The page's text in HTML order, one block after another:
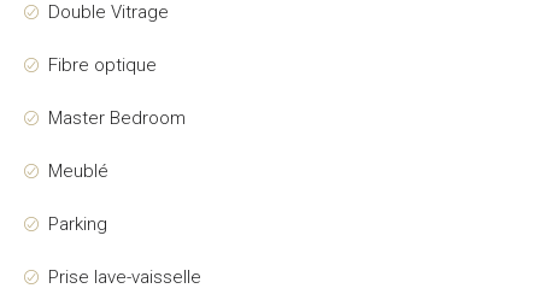
Double Vitrage
Fibre optique
Master Bedroom
Meublé
Parking
Prise lave-vaisselle